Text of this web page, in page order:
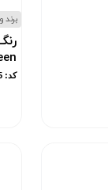
کد: 10945